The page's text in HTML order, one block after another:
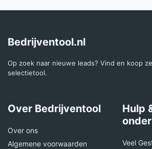
Bedrijventool.nl
Op zoek naar nieuwe leads? Vind en koop
selectietool.
Over Bedrijventool
Over ons
Algemene voorwaarden
Hulp
Veel